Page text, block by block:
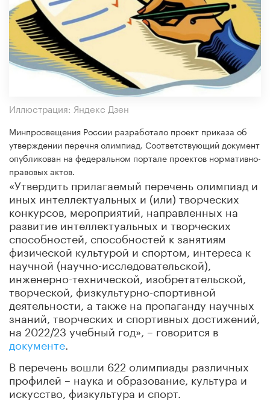
Иллюстрация: Яндекс Дзен
Минпросвещения России разработало проект приказа об
утверждении перечня олимпиад. Соответствующий документ
опубликован на федеральном портале проектов нормативно-
правовых актов.
«Утвердить прилагаемый перечень олимпиад и
иных интеллектуальных и (или) творческих
конкурсов, мероприятий, направленных на
развитие интеллектуальных и творческих
способностей, способностей к занятиям
физической культурой и спортом, интереса к
научной (научно-исследовательской),
инженерно-технической, изобретательской,
творческой, физкультурно-спортивной
деятельности, а также на пропаганду научных
знаний, творческих и спортивных достижений,
на 2022/23 учебный год», – говорится в
документе
В перечень вошли 622 олимпиады различных
профилей – наука и образование, культура и
искусство, физкультура и спорт.